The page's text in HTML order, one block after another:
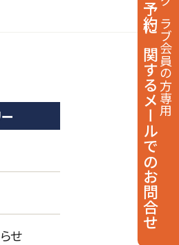
クラブ会員の方専用
予約に関する
メールでのお問合せ
せ